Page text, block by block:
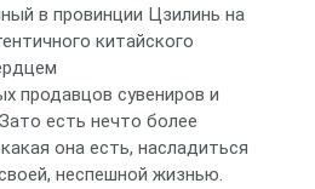
в провинции Цзилинь на
китайского
продавцов сувениров и
есть нечто более
она есть, насладиться
неспешной жизнью.